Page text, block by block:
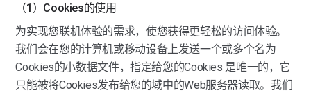
（1）Cookies的使用
为实现您联机体验的需求，使您获得更轻松的访问体验。
我们会在您的计算机或移动设备上发送一个或多个名为
Cookies的小数据文件，指定给您的Cookies 是唯一的，它
只能被将Cookies发布给您的域中的Web服务器读取。我们